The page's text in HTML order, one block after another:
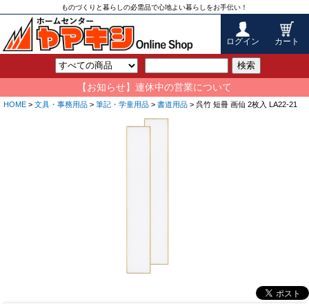
ものづくりと暮らしの必需品で心地よい暮らしをお手伝い！
ログイン カート
検索
【お知らせ】連休中の営業について
HOME > 文具・事務用品 > 筆記・学童用品 > 書道用品 > 呉竹 短冊 画仙 2枚入 LA22-21